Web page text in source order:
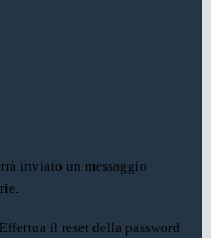
inviato un messaggio
il reset della password